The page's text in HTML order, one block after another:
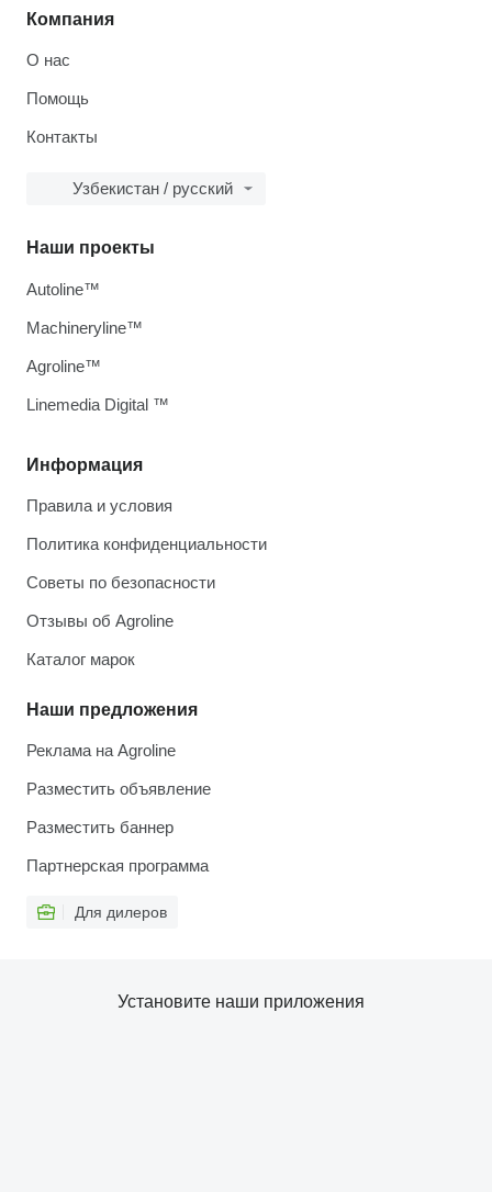
Компания
О нас
Помощь
Контакты
Узбекистан / русский
Информация
Правила и условия
Политика конфиденциальности
Советы по безопасности
Отзывы об Agroline
Каталог марок
Наши предложения
Реклама на Agroline
Разместить объявление
Разместить баннер
Партнерская программа
Для дилеров
Наши проекты
Autoline™
Machineryline™
Agroline™
Linemedia Digital ™
Установите наши приложения